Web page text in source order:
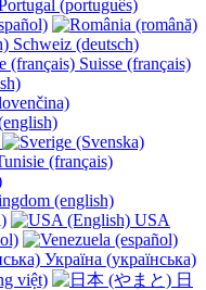
(português)
Schweiz (deutsch)
Suisse (français)
(français)
(english)
USA
Україна (українська)
việt)
日